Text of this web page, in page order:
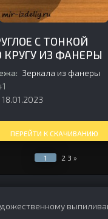
С ТОНКОЙ
ИЗ ФАНЕРЫ
Зеркала из фанеры
18.01.2023
ПЕРЕЙТИ К СКАЧИВАНИЮ
1 2 3 »